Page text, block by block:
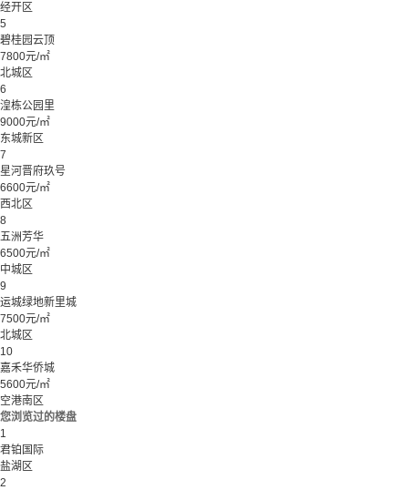
经开区
5
碧桂园云顶
7800元/㎡
北城区
6
湟栋公园里
9000元/㎡
东城新区
7
星河晋府玖号
6600元/㎡
西北区
8
五洲芳华
6500元/㎡
中城区
9
运城绿地新里城
7500元/㎡
北城区
10
嘉禾华侨城
5600元/㎡
空港南区
您浏览过的楼盘
1
君铂国际
盐湖区
2